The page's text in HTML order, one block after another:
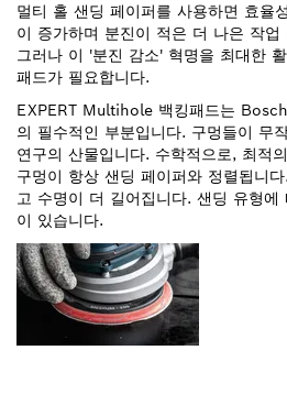
멀티 홀 샌딩 페이퍼를 사용하면 효율
이 증가하며 분진이 적은 더 나은 작
그러나 이 '분진 감소' 혁명을 최대한
패드가 필요합니다.
EXPERT Multihole 백킹패드는
의 필수적인 부분입니다. 구멍들이 무
연구의 산물입니다. 수학적으로, 최적
구멍이 항상 샌딩 페이퍼와 정렬됩니
고 수명이 더 길어집니다. 샌딩 유형
이 있습니다.